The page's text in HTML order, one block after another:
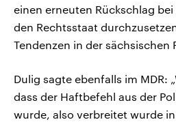
einen erneuten Rückschlag
den Rechtsstaat
Tendenzen in der sächsischen
Dulig sagte ebenfalls im MDR:
dass der Haftbefehl aus der
wurde, also verbreitet wurde